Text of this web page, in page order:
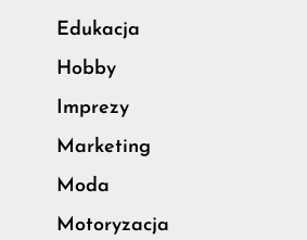
Edukacja
Hobby
Imprezy
Marketing
Moda
Motoryzacja